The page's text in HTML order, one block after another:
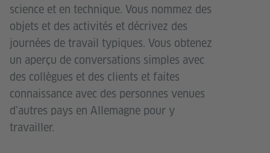
science et en technique. Vous nommez des
objets et des activités et décrivez des
journées de travail typiques. Vous obtenez
un aperçu de conversations simples avec
des collègues et des clients et faites
connaissance avec des personnes venues
d’autres pays en Allemagne pour y
travailler.